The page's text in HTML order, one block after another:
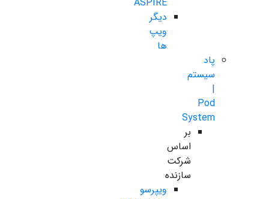
دیگر
ویپ
ها
پاد
سیستم
|
Pod
System
بر
اساس
شرکت
سازنده
ویپرسو